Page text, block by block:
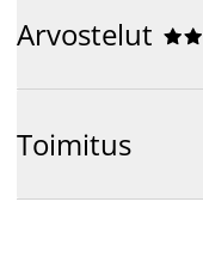
Arvostelut 


Toimitus